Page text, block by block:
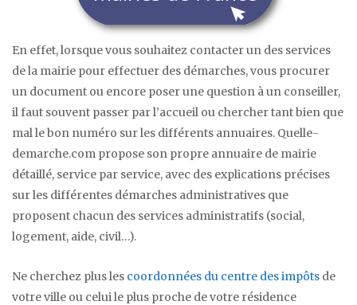
En effet, lorsque vous souhaitez contacter un des services
de la mairie pour effectuer des démarches, vous procurer
un document ou encore poser une question à un conseiller,
il faut souvent passer par l’accueil ou chercher tant bien que
mal le bon numéro sur les différents annuaires. Quelle-
demarche.com propose son propre annuaire de mairie
détaillé, service par service, avec des explications précises
sur les différentes démarches administratives que
proposent chacun des services administratifs (social,
logement, aide, civil…).
Ne cherchez plus les coordonnées du centre des impôts de
votre ville ou celui le plus proche de votre résidence